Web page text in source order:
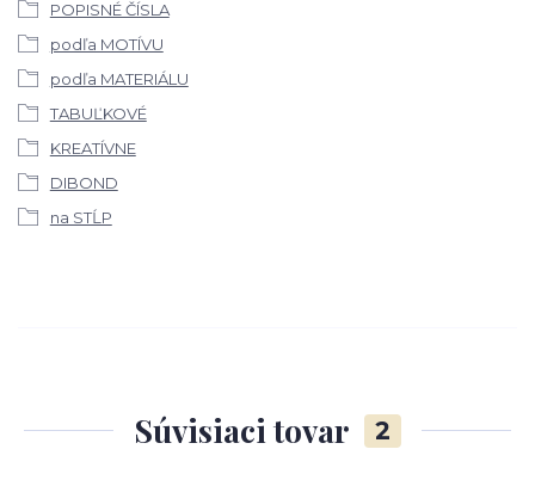
POPISNÉ ČÍSLA
podľa MOTÍVU
podľa MATERIÁLU
TABUĽKOVÉ
KREATÍVNE
DIBOND
na STĹP
Súvisiaci tovar 2